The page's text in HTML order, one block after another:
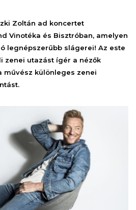
Zoltán ad koncertet
Vinotéka és Bisztróban, amelyen
legnépszerűbb slágerei! Az este
zenei utazást ígér a nézők
művész különleges zenei